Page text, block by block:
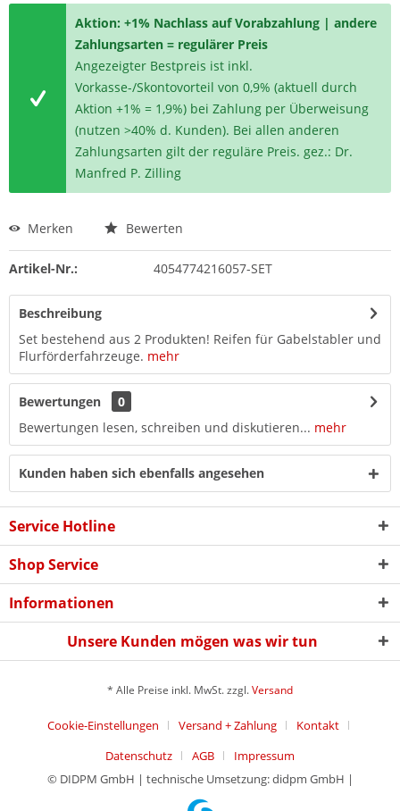
Aktion: +1% Nachlass auf Vorabzahlung | andere
Zahlungsarten = regulärer Preis
Angezeigter Bestpreis ist inkl.
Vorkasse-/Skontovorteil von 0,9% (aktuell durch
Aktion +1% = 1,9%) bei Zahlung per Überweisung
(nutzen >40% d. Kunden). Bei allen anderen
Zahlungsarten gilt der reguläre Preis. gez.: Dr.
Manfred P. Zilling
Merken Bewerten
Artikel-Nr.: 4054774216057-SET
Beschreibung
Set bestehend aus 2 Produkten! Reifen für Gabelstabler und
Flurförderfahrzeuge. mehr
Bewertungen
0
Bewertungen lesen, schreiben und diskutieren... mehr
Kunden haben sich ebenfalls angesehen
Service Hotline
Shop Service
Informationen
Unsere Kunden mögen was wir tun
* Alle Preise inkl. MwSt. zzgl.Versand
Cookie-Einstellungen Versand + Zahlung
Kontakt
Datenschutz
AGB
Impressum
© DIDPM GmbH | technische Umsetzung: didpm GmbH |